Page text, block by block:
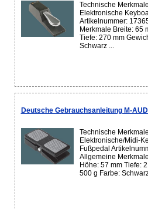
Technische
Elektronische
Artikelnummer:
Merkmale Breite: 65
Tiefe: 270 mm
Schwarz ...
Deutsche Gebrauchsanleitung M-
Technische
Elektronische/Midi-
Fußpedal
Allgemeine
Höhe: 57 mm Tiefe:
500 g Farbe: